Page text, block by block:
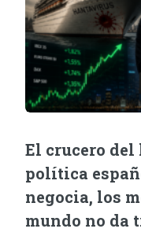
El crucero
política
negocia, los
mundo no da